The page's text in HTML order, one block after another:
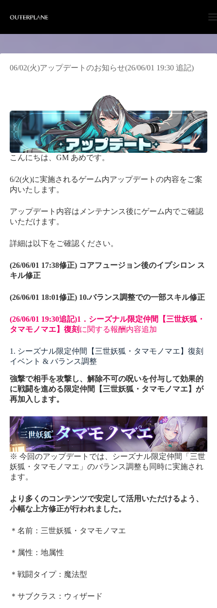
content
06/02(火)アップデートのお知らせ(26/06/01 19:30 追記)
こんにちは、GM あめです。
6/2(火)に実施されるゲーム内アップデートの内容をご案
内いたします。
アップデート内容はメンテナンス後にゲーム内でご確認
いただけます。
詳細は以下をご確認ください。
(26/06/01 17:38修正) コアフュージョン後のイプシロン ス
キル修正
(26/06/01 18:01修正) 10.バランス調整での一部スキル修正
(26/06/01 19:30追記)1．シーズナル限定仲間【三世妖狐・
タマモノマエ】復刻 に関する報酬内容追加
1. シーズナル限定仲間【三世妖狐・タマモノマエ】復刻
イベント & バランス調整
強撃で相手を攻撃し、解除不可の呪いを付与して効果的
に戦闘を進める限定仲間【三世妖狐・タマモノマエ】が
再加入します。
※ 今回のアップデートでは、シーズナル限定仲間「三世
妖狐・タマモノマエ」のバランス調整も同時に実施され
ます。
より多くのコンテンツで安定して活用いただけるよう、
小幅な上方修正が行われました。
＊名前：三世妖狐・タマモノマエ
＊属性：地属性
＊戦闘タイプ：魔法型
＊サブクラス：ウィザード